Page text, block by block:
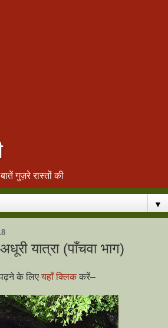
गुज़रे रास्तों की
▼
यात्रा (पाँचवा भाग)
के लिए यहाँ क्लिक करें–